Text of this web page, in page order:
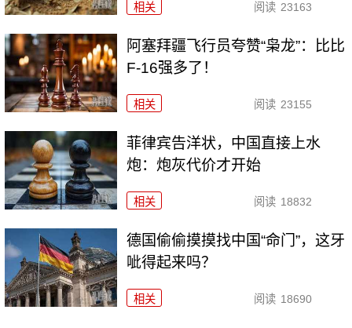
相关 阅读 23163
阿塞拜疆飞行员夸赞“枭龙”：比比
F-16强多了！
相关 阅读 23155
菲律宾告洋状，中国直接上水
炮：炮灰代价才开始
相关 阅读 18832
德国偷偷摸摸找中国“命门”，这牙
呲得起来吗？
相关 阅读 18690